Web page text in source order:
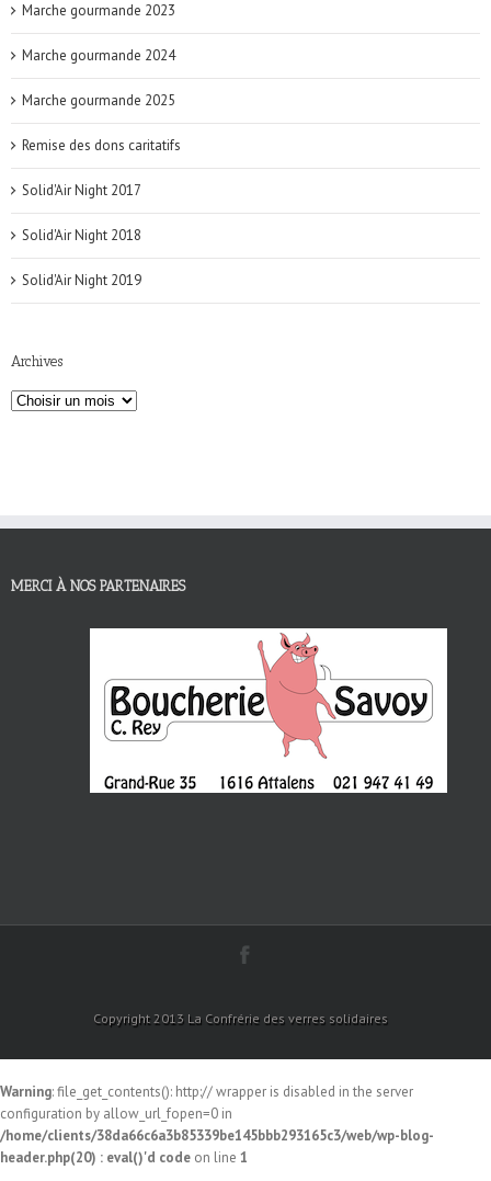
Marche gourmande 2023
Marche gourmande 2024
Marche gourmande 2025
Remise des dons caritatifs
Solid'Air Night 2017
Solid'Air Night 2018
Solid'Air Night 2019
Archives
MERCI À NOS PARTENAIRES
Copyright 2013 La Confrérie des verres solidaires
Warning: file_get_contents(): http:// wrapper is disabled in the server
configuration by allow_url_fopen=0 in
/home/clients/38da66c6a3b85339be145bbb293165c3/web/wp-blog-
header.php(20) : eval()'d code on line 1